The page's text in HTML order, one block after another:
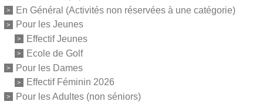
En Général (Activités non réservées à une catégorie)
Pour les Jeunes
Effectif Jeunes
Ecole de Golf
Pour les Dames
Effectif Féminin 2026
Pour les Adultes (non séniors)